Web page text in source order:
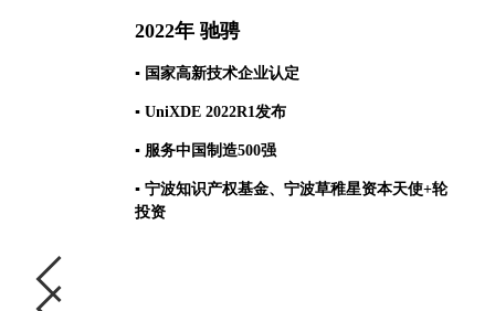
2022年 驰骋
▪ 国家高新技术企业认定
▪ UniXDE 2022R1发布
▪ 服务中国制造500强
▪ 宁波知识产权基金、宁波草稚星资本天使+轮
投资